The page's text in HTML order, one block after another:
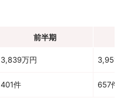
前半期
3,839万円 3,951
401件 657件